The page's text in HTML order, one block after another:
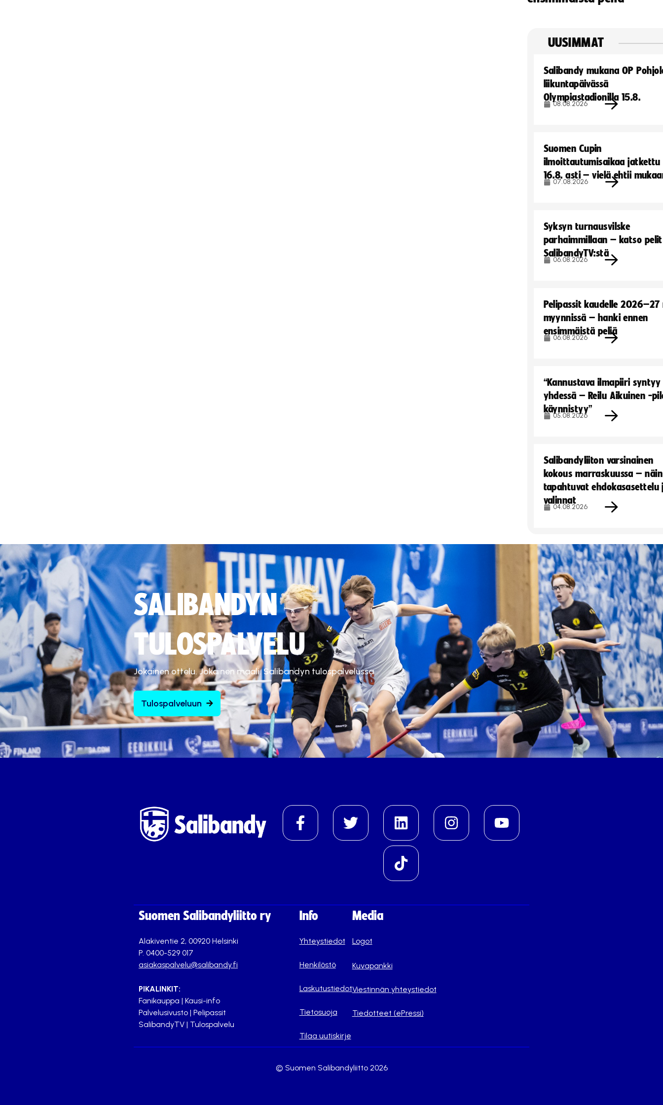
UUSIMMAT
Salibandy mukana OP
liikuntapäivässä
Olympiastadionilla 15.8.
08.08.2026
Suomen Cupin
ilmoittautumisaikaa jatkettu
16.8. asti – vielä ehtii
07.08.2026
Syksyn turnausvilske
parhaimmillaan – katso pelit
SalibandyTV:stä
06.08.2026
Pelipassit kaudelle
myynnissä – hanki ennen
ensimmäistä peliä
06.08.2026
“Kannustava ilmapiiri syntyy
yhdessä – Reilu Aikuinen -
käynnistyy”
05.08.2026
Salibandyliiton varsinainen
kokous marraskuussa – näin
tapahtuvat ehdokasasettelu
valinnat
04.08.2026
SALIBANDYN
TULOSPALVELU
Jokainen ottelu. Jokainen maali. Salibandyn tulospalvelussa.
Tulospalveluun
Suomen Salibandyliitto ry
Alakiventie 2, 00920 Helsinki
P. 0400-529 017
asiakaspalvelu@salibandy.fi
PIKALINKIT:
Fanikauppa | Kausi-info
Palvelusivusto | Pelipassit
SalibandyTV | Tulospalvelu
Info
Yhteystiedot
Henkilöstö
Laskutustiedot
Tietosuoja
Tilaa uutiskirje
Media
Logot
Kuvapankki
Viestinnän yhteystiedot
Tiedotteet (ePressi)
© Suomen Salibandyliitto 2026